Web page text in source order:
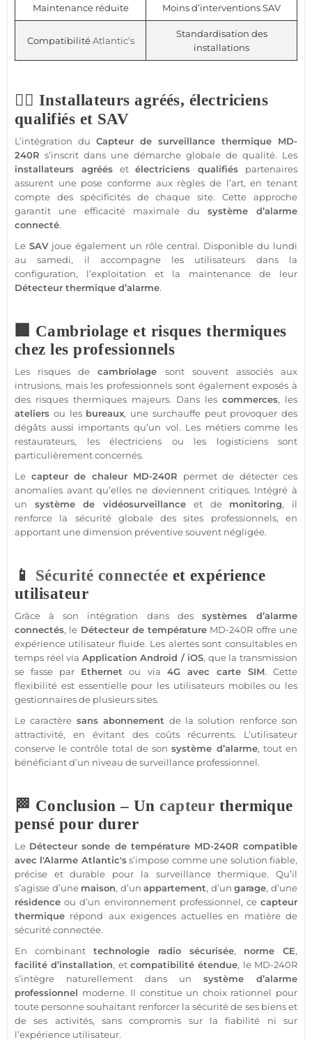
Maintenance réduite Moins d’interventions SAV
CompatibilitéAtlantic’s
Standardisation des
installations
👷‍♂️ Installateurs agréés, électriciens
qualifiés et SAV
L’intégration du Capteur de surveillance thermique MD-
240R s’inscrit dans une démarche globale de qualité. Les
installateurs agréésetélectriciens qualifiés partenaires
assurent une pose conforme aux règles de l’art, en tenant
compte des spécificités de chaque site. Cette approche
garantit une efficacité maximale du système d’alarme
connecté.
Le SAVjoue également un rôle central. Disponible du lundi
au samedi, il accompagne les utilisateurs dans la
configuration, l’exploitation et la maintenance de leur
Détecteur thermique d’alarme.
🏢 Cambriolage et risques thermiques
chez les professionnels
Les risques decambriolage sont souvent associés aux
intrusions, mais les professionnels sont également exposés à
des risques thermiques majeurs. Dans les commerces, les
ateliers ou les bureaux, une surchauffe peut provoquer des
dégâts aussi importants qu’un vol. Les métiers comme les
restaurateurs, les électriciens ou les logisticiens sont
particulièrement concernés.
Le capteurde chaleur MD-240R permet de détecter ces
anomalies avant qu’elles ne deviennent critiques. Intégré à
un systèmedevidéosurveillance et de monitoring, il
renforce la sécuritéglobale des sites professionnels, en
apportant une dimension préventive souvent négligée.
📱 Sécurité connectée et expérience
utilisateur
Grâce à son intégration dans des systèmes d’alarme
connectés, le Détecteurdetempérature MD-240R offre une
expérience utilisateur fluide. Les alertes sont consultables en
temps réel via Application Android / iOS, que latransmission
se fasse par Ethernet ou via 4G avec carte SIM. Cette
flexibilité est essentielle pour les utilisateurs mobiles ou les
gestionnaires de plusieurs sites.
Le caractère sans abonnement de la solution renforce son
attractivité, en évitant des coûts récurrents. L’utilisateur
conserve le contrôle total de sonsystème d’alarme, tout en
bénéficiant d’un niveau desurveillance professionnel.
🏁 Conclusion – Uncapteur thermique
pensé pour durer
Le Détecteur sonde de température MD-240R compatible
avec l'Alarme Atlantic'ss’impose comme une solutionfiable,
précise et durable pour la surveillancethermique. Qu’il
s’agisse d’une maison, d’unappartement, d’ungarage, d’une
résidence ou d’un environnement professionnel, cecapteur
thermique répond aux exigences actuelles en matière de
sécuritéconnectée.
En combinant technologie radio sécurisée, norme CE,
facilité d’installation, etcompatibilité étendue, le MD-240R
s’intègre naturellement dans un système d’alarme
professionnel moderne. Il constitue un choix rationnel pour
toute personne souhaitant renforcer lasécuritéde ses biens et
de ses activités, sans compromis sur la fiabilité ni sur
l’expérience utilisateur.